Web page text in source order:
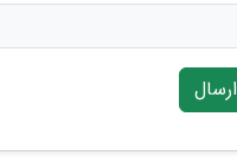
ارسال